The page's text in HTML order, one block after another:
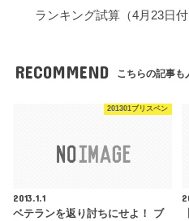
ランキング試算（4月23
RECOMMEND こちらの記事も
201301ブリスベン
2013.1.1
ベテランを返り討ちにせよ！ ブ